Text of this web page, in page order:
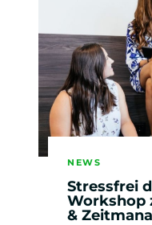
NEWS
Stressfrei
Workshop
&